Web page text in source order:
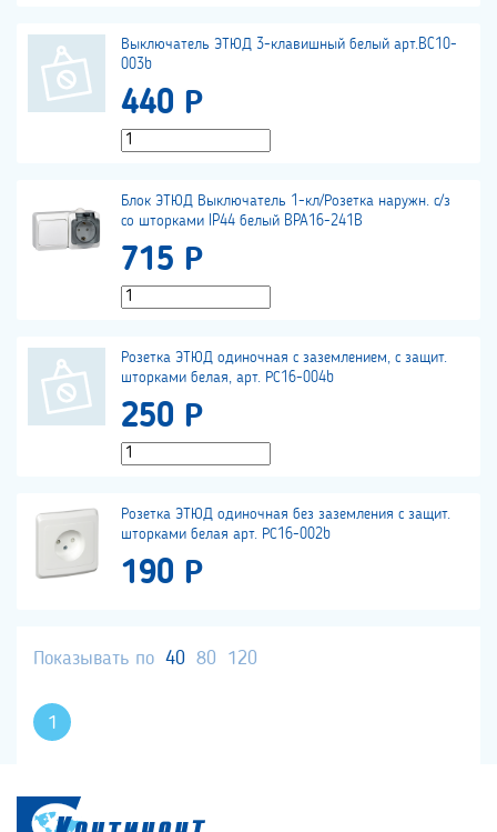
Выключатель ЭТЮД 3-клавишный белый арт.BC10-
003b
440 Р
Блок ЭТЮД Выключатель 1-кл/Розетка наружн. с/з
со шторками IP44 белый BPA16-241B
715 Р
Розетка ЭТЮД одиночная с заземлением, с защит.
шторками белая, арт. РС16-004b
250 Р
Розетка ЭТЮД одиночная без заземления с защит.
шторками белая арт. РС16-002b
190 Р
Показывать по 40 80 120
1